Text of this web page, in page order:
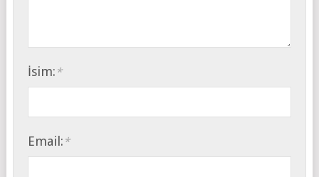
İsim: *
Email: *